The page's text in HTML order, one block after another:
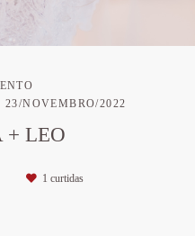
23/NOVEMBRO/2022
+ LEO
1 curtidas